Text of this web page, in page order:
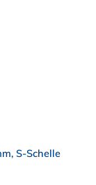
S-Schelle